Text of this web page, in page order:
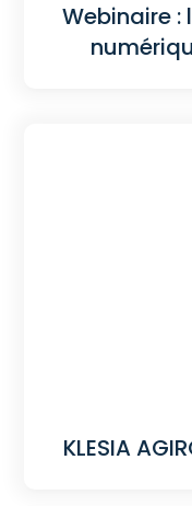
Webinaire
KLESIA